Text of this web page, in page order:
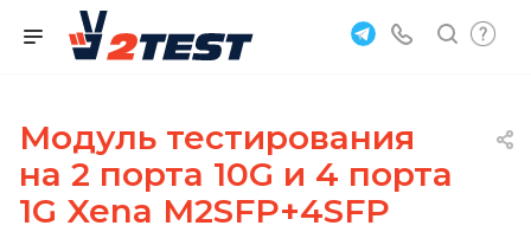
Модуль тестирования
на 2 порта 10G и 4 порта
1G Xena M2SFP+4SFP